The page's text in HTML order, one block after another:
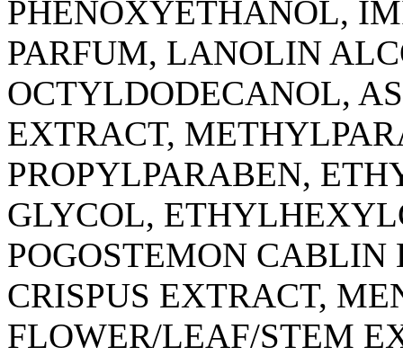
PHENOXYETHANOL,
PARFUM, LANOLIN
OCTYLDODECANOL,
EXTRACT,
PROPYLPARABEN,
GLYCOL,
POGOSTEMON CABLIN
CRISPUS EXTRACT,
FLOWER/LEAF/STEM